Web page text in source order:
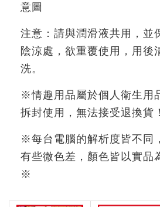
意圖
注意：請與潤滑液共用，並
陰涼處，欲重覆使用，用後
洗。
※情趣用品屬於個人衛生用
拆封使用，無法接受退換貨
※每台電腦的解析度皆不同
有些微色差，顏色皆以實品
※